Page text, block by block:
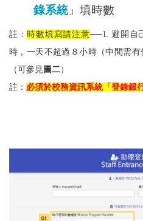
錄系統」填時數
註： 時數填寫請注意──1. 避開自
時，一天不超過８小時（中間需有
（可參見 圖二）
註： 必須於校務資訊系統「登錄銀